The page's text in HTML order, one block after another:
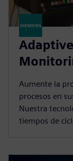
Aumente la
procesos en
Nuestra
tiempos de